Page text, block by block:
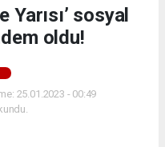
Yarısı’ sosyal
oldu!
25.01.2023 - 00:49